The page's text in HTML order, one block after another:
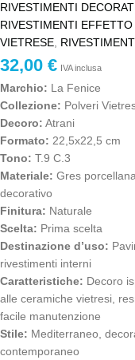
RIVESTIMENTI
RIVESTIMENTI EFFETTO
VIETRESE
32,00 € IVA inclusa
Marchio: La Fenice
Collezione: Polveri
Decoro: Atrani
Formato: 22,5x22,5 cm
Tono: T.9 C.3
Materiale: Gres
decorativo
Finitura: Naturale
Scelta: Prima scelta
Destinazione d’uso:
rivestimenti interni
Caratteristiche: Decoro
alle ceramiche vietresi,
facile manutenzione
Stile: Mediterraneo,
contemporaneo